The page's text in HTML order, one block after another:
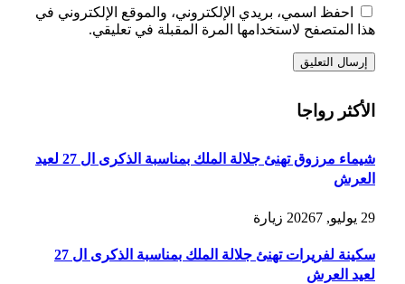
احفظ اسمي، بريدي الإلكتروني، والموقع الإلكتروني في
هذا المتصفح لاستخدامها المرة المقبلة في تعليقي.
الأكثر رواجا
شيماء مرزوق تهنئ جلالة الملك بمناسبة الذكرى ال 27 لعيد
العرش
29 يوليو, 2026 7 زيارة
سكينة لفريرات تهنئ جلالة الملك بمناسبة الذكرى ال 27
لعيد العرش